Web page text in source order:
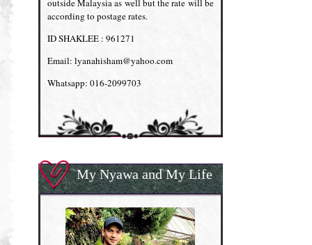
outside Malaysia as well but the rate will be
according to postage rates.
ID SHAKLEE : 961271
Email: lyanahisham@yahoo.com
Whatsapp: 016-2099703
My Nyawa and My Life